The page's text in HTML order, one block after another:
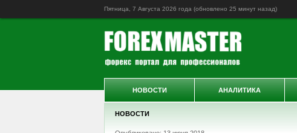
Пятница, 7 Августа 2026 года (обновлено 25 минут назад)
НОВОСТИ
НОВОСТИ АНАЛИТИКА